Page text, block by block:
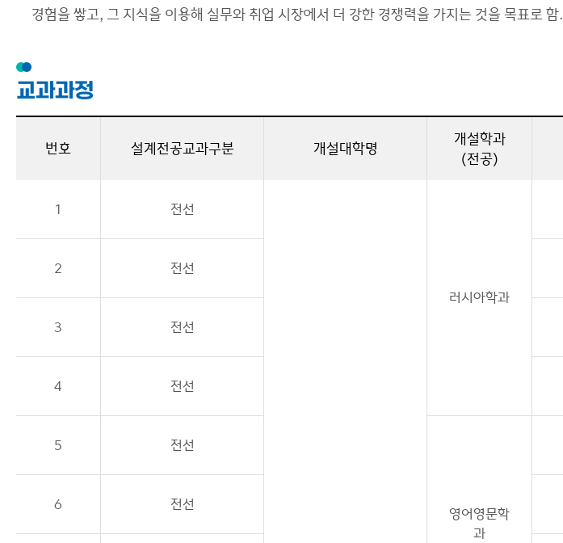
경험을 쌓고, 그 지식을 이용해 실무와 취업 시장에서 더 강한 경쟁력을 가지는 것을 목표로 함.
교과과정
번호 설계전공교과구분 개설대학명
개설학과
(전공)
1 전선
러시아학과
2 전선
3 전선
4 전선
5 전선
영어영문학
과
6 전선